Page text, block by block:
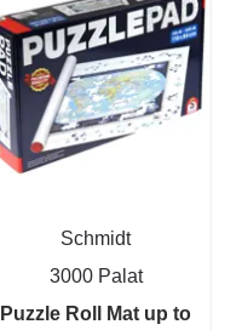
Schmidt
3000 Palat
Puzzle Roll Mat up to